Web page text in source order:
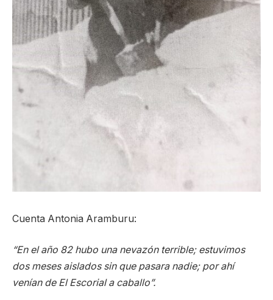
Cuenta Antonia Aramburu:
“En el año 82 hubo una nevazón terrible; estuvimos
dos meses aislados sin que pasara nadie; por ahí
venían de El Escorial a caballo”.